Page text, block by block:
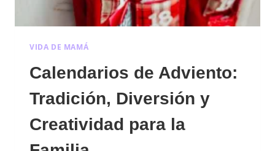
VIDA DE MAMÁ
Calendarios de Adviento:
Tradición, Diversión y
Creatividad para la